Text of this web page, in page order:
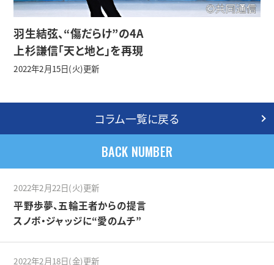
羽生結弦、“傷だらけ”の4A
上杉謙信「天と地と」を再現
2022年2月15日(火)更新
コラム一覧に戻る
BACK NUMBER
2022年2月22日(火)更新
平野歩夢、五輪王者からの提言
スノボ・ジャッジに“愛のムチ”
2022年2月18日(金)更新